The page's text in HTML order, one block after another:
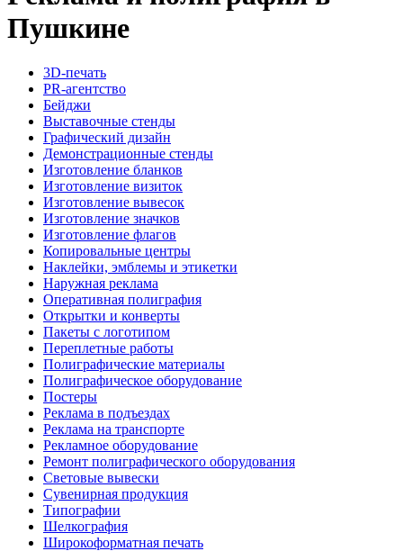
Пушкине
3D-печать
PR-агентство
Бейджи
Выставочные стенды
Графический дизайн
Демонстрационные стенды
Изготовление бланков
Изготовление визиток
Изготовление вывесок
Изготовление значков
Изготовление флагов
Копировальные центры
Наклейки, эмблемы и этикетки
Наружная реклама
Оперативная полиграфия
Открытки и конверты
Пакеты с логотипом
Переплетные работы
Полиграфические материалы
Полиграфическое оборудование
Постеры
Реклама в подъездах
Реклама на транспорте
Рекламное оборудование
Ремонт полиграфического оборудования
Световые вывески
Сувенирная продукция
Типографии
Шелкография
Широкоформатная печать